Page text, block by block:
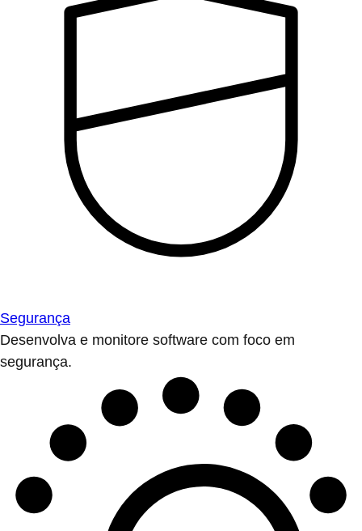
Segurança
Desenvolva e monitore software com foco em
segurança.